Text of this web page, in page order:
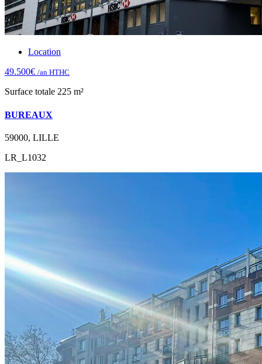
Location
49.500€ /an HTHC
Surface totale 225 m²
BUREAUX
59000, LILLE
LR_L1032